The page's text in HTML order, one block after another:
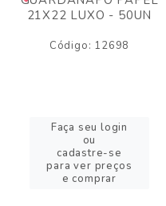
21X22 LUXO - 50UN
Código: 12698
Faça seu login
ou
cadastre-se
para ver preços
e comprar